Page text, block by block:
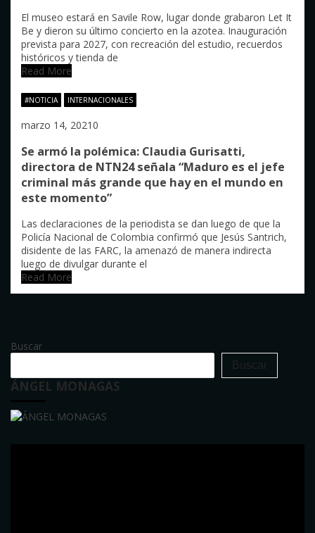
El museo estará en Savile Row, lugar donde grabaron Let It
Be y dieron su último concierto en la azotea. Inauguración
prevista para 2027, con recreación del estudio, recuerdos
históricos y tienda de
Read More
#NOTICIA INTERNACIONALES
marzo 14, 20210
Se armó la polémica: Claudia Gurisatti,
directora de NTN24 señala “Maduro es el jefe
criminal más grande que hay en el mundo en
este momento”
Las declaraciones de la periodista se dan luego de que la
Policía Nacional de Colombia confirmó que Jesús Santrich,
disidente de las FARC, la amenazó de manera indirecta
luego de divulgar durante el
Read More
Buscar
Buscar
ÁNGEL MONAGAS